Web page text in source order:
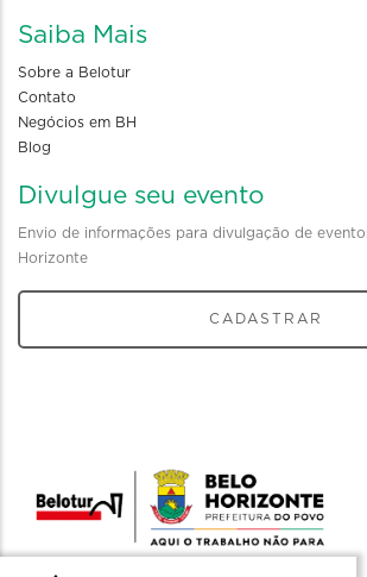
Saiba Mais
Sobre a Belotur
Contato
Negócios em BH
Blog
Divulgue seu evento
Envio de informações para divulgação de
Horizonte
CADASTRAR